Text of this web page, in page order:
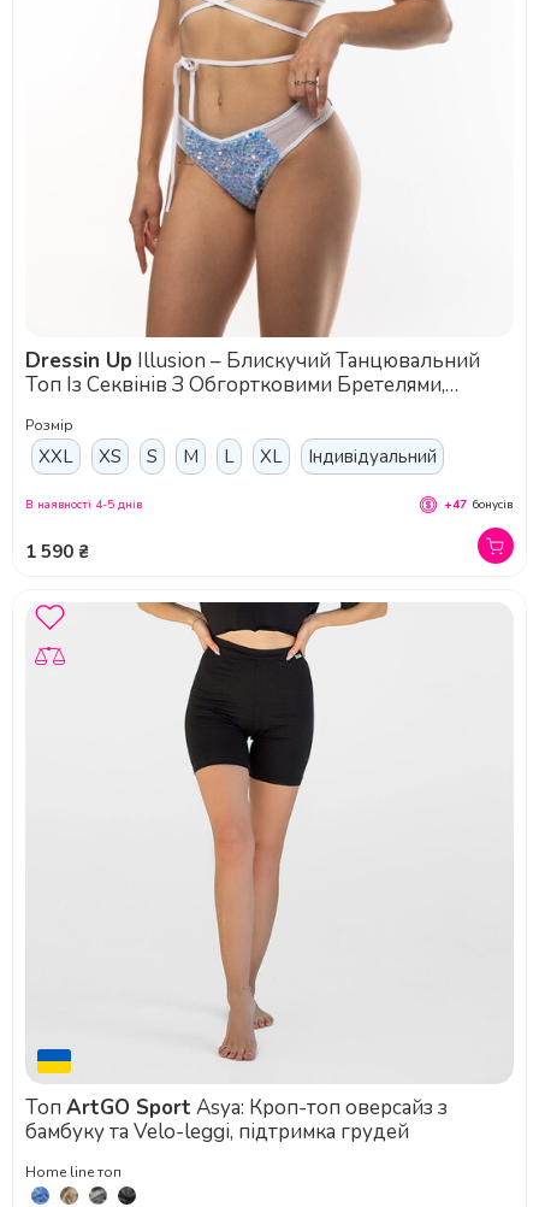
Dressin Up
Топ Із Секвінів З Обгортковими Бретелями,
Pole Dance І Сценічних Виступів - синій
Розмір
XXL XS S M L XL Індивідуальний
1 590 ₴
В наявності 4-5 днів +47 бонусів
Топ ArtGO Sport Asya: Кроп-топ оверсайз з
бамбуку та Velo-leggi, підтримка грудей
Home line топ